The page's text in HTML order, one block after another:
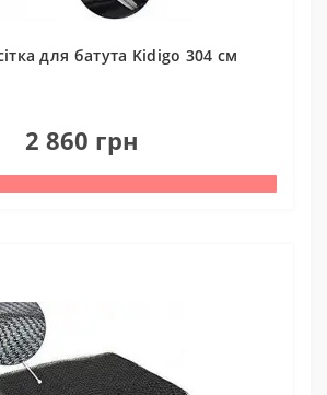
для батута Kidigo 304 см
2 860 грн